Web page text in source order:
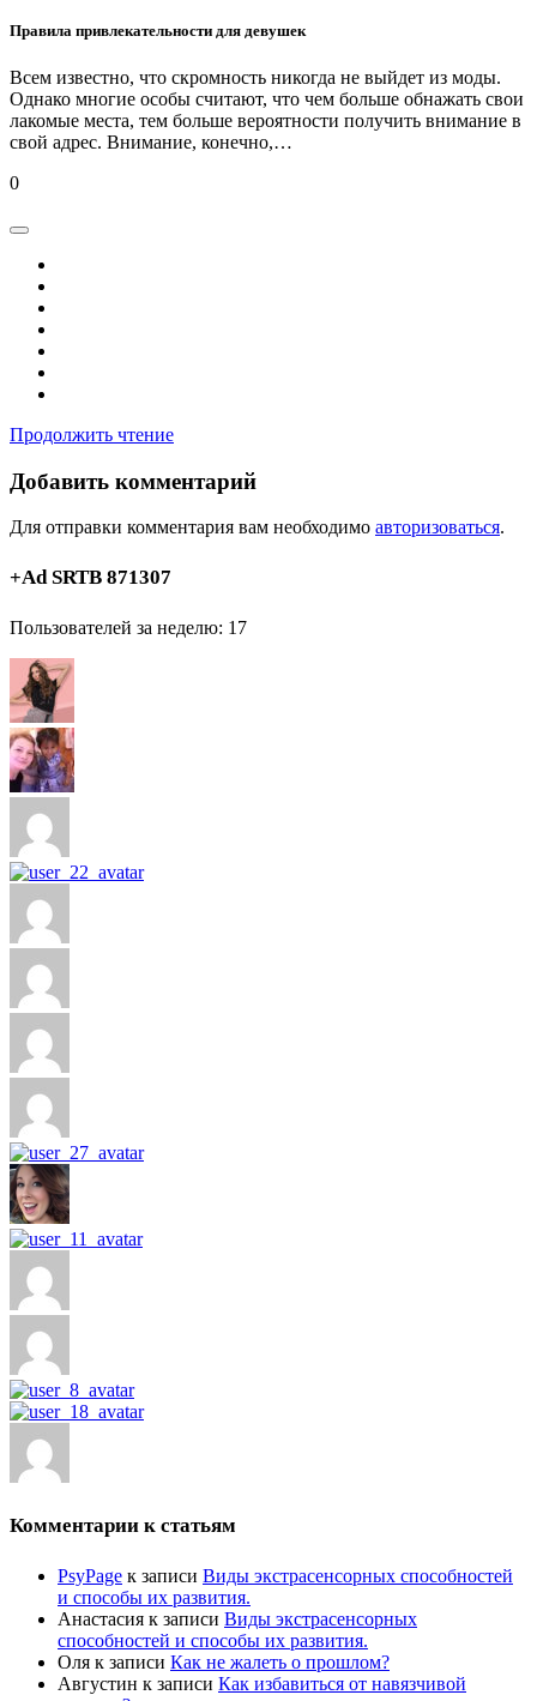
Правила привлекательности для девушек
Всем известно, что скромность никогда не выйдет из моды.
Однако многие особы считают, что чем больше обнажать свои
лакомые места, тем больше вероятности получить внимание в
свой адрес. Внимание, конечно,…
0
Продолжить чтение
Добавить комментарий
Для отправки комментария вам необходимо авторизоваться.
+Ad SRTB 871307
Пользователей за неделю: 17
Комментарии к статьям
PsyPage к записи Виды экстрасенсорных способностей
и способы их развития.
Анастасия к записи Виды экстрасенсорных
способностей и способы их развития.
Оля к записи Как не жалеть о прошлом?
Августин к записи Как избавиться от навязчивой